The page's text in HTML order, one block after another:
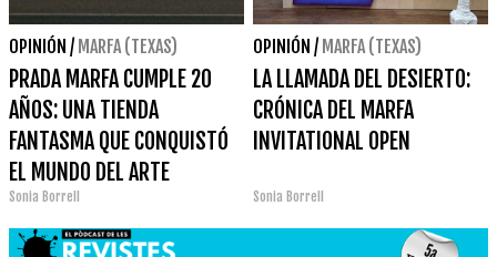
OPINIÓN / MARFA (TEXAS)
PRADA MARFA CUMPLE 20
AÑOS: UNA TIENDA
FANTASMA QUE CONQUISTÓ
EL MUNDO DEL ARTE
Sonia Borrell
OPINIÓN / MARFA (TEXAS)
LA LLAMADA DEL DESIERTO:
CRÓNICA DEL MARFA
INVITATIONAL OPEN
Sonia Borrell